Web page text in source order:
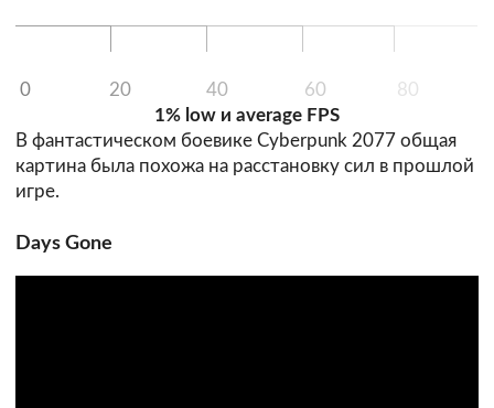
0 20 40 60
80
1% low и average FPS
В фантастическом боевике Cyberpunk 2077 общая
картина была похожа на расстановку сил в прошлой
игре.
Days Gone